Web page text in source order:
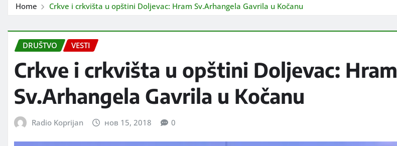
Home Crkve i crkvišta u opštini Doljevac: Hram Sv.Arhangela Gavrila u Kočanu
DRUŠTVO VESTI
Crkve i crkvišta u opštini Doljevac: Hram
Sv.Arhangela Gavrila u Kočanu
Radio Koprijan нов 15, 2018 0